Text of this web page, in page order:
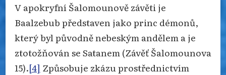
V apokryfní Šalomounově závěti je
Baalzebub představen jako princ démonů,
který byl původně nebeským andělem a je
ztotožňován se Satanem (Závěť Šalomounova
15).[4] Způsobuje zkázu prostřednictvím